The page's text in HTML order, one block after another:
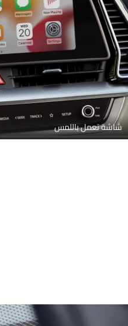
شاشة تعمل باللمس